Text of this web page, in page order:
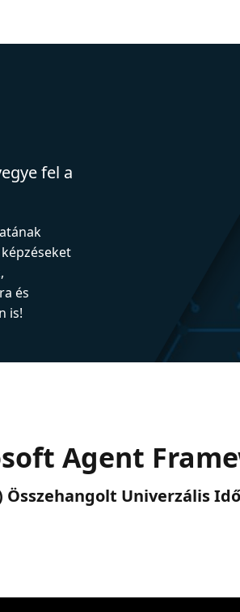
fel a
és
is!
Agent
Összehangolt Univerzális Idő